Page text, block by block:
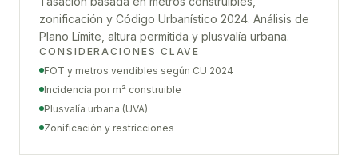
zonificación y Código Urbanístico 2024. Análisis de
Plano Límite, altura permitida y plusvalía urbana.
CONSIDERACIONES CLAVE
FOT y metros vendibles según CU 2024
Incidencia por m² construible
Plusvalía urbana (UVA)
Zonificación y restricciones